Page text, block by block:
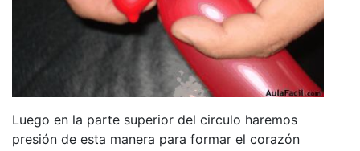
Luego en la parte superior del circulo haremos
presión de esta manera para formar el corazón